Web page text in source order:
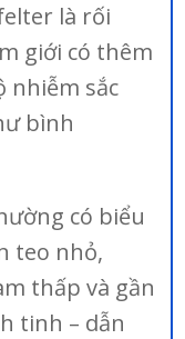
là rối
giới có thêm
nhiễm sắc
bình
có biểu
teo nhỏ,
thấp và gần
tinh – dẫn